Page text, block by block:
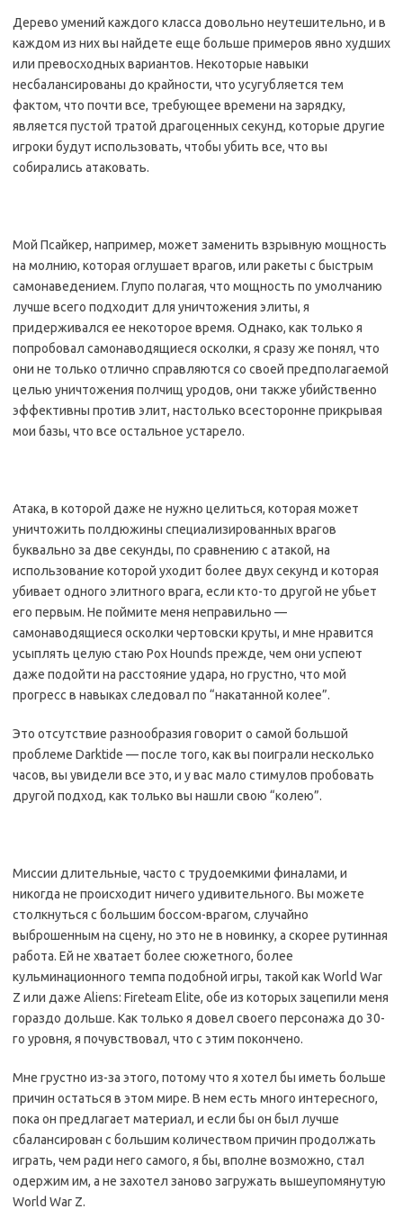
Дерево умений каждого класса довольно неутешительно, и в
каждом из них вы найдете еще больше примеров явно худших
или превосходных вариантов. Некоторые навыки
несбалансированы до крайности, что усугубляется тем
фактом, что почти все, требующее времени на зарядку,
является пустой тратой драгоценных секунд, которые другие
игроки будут использовать, чтобы убить все, что вы
собирались атаковать.
Мой Псайкер, например, может заменить взрывную мощность
на молнию, которая оглушает врагов, или ракеты с быстрым
самонаведением. Глупо полагая, что мощность по умолчанию
лучше всего подходит для уничтожения элиты, я
придерживался ее некоторое время. Однако, как только я
попробовал самонаводящиеся осколки, я сразу же понял, что
они не только отлично справляются со своей предполагаемой
целью уничтожения полчищ уродов, они также убийственно
эффективны против элит, настолько всесторонне прикрывая
мои базы, что все остальное устарело.
Атака, в которой даже не нужно целиться, которая может
уничтожить полдюжины специализированных врагов
буквально за две секунды, по сравнению с атакой, на
использование которой уходит более двух секунд и которая
убивает одного элитного врага, если кто-то другой не убьет
его первым. Не поймите меня неправильно —
самонаводящиеся осколки чертовски круты, и мне нравится
усыплять целую стаю Pox Hounds прежде, чем они успеют
даже подойти на расстояние удара, но грустно, что мой
прогресс в навыках следовал по “накатанной колее”.
Это отсутствие разнообразия говорит о самой большой
проблеме Darktide — после того, как вы поиграли несколько
часов, вы увидели все это, и у вас мало стимулов пробовать
другой подход, как только вы нашли свою “колею”.
Миссии длительные, часто с трудоемкими финалами, и
никогда не происходит ничего удивительного. Вы можете
столкнуться с большим боссом-врагом, случайно
выброшенным на сцену, но это не в новинку, а скорее рутинная
работа. Ей не хватает более сюжетного, более
кульминационного темпа подобной игры, такой как World War
Z или даже Aliens: Fireteam Elite, обе из которых зацепили меня
гораздо дольше. Как только я довел своего персонажа до 30-
го уровня, я почувствовал, что с этим покончено.
Мне грустно из-за этого, потому что я хотел бы иметь больше
причин остаться в этом мире. В нем есть много интересного,
пока он предлагает материал, и если бы он был лучше
сбалансирован с большим количеством причин продолжать
играть, чем ради него самого, я бы, вполне возможно, стал
одержим им, а не захотел заново загружать вышеупомянутую
World War Z.